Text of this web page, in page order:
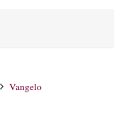
Vangelo